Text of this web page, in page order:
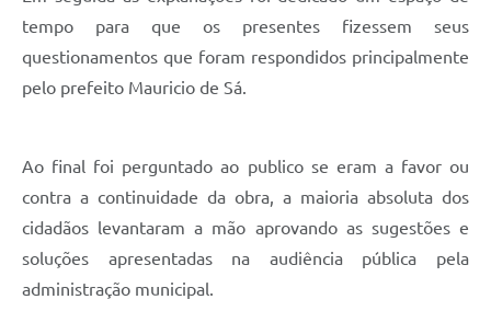
tempo para que os presentes fizessem seus
questionamentos que foram respondidos principalmente
pelo prefeito Mauricio de Sá.
Ao final foi perguntado ao publico se eram a favor ou
contra a continuidade da obra, a maioria absoluta dos
cidadãos levantaram a mão aprovando as sugestões e
soluções apresentadas na audiência pública pela
administração municipal.